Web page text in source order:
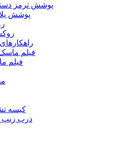
پوشش ترمز
پوشش
فیلم
فیلم
کیسه
درب زیپ